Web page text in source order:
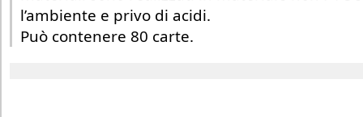
l’ambiente e privo di acidi.
Può contenere 80 carte.